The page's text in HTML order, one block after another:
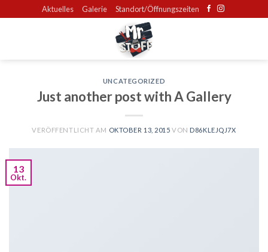
to
Aktuelles Galerie Standort/Öffnungszeiten
UNCATEGORIZED
Just another post with A Gallery
VERÖFFENTLICHT AM OKTOBER 13, 2015 VON D86KLEJQJ7X
13
Okt.